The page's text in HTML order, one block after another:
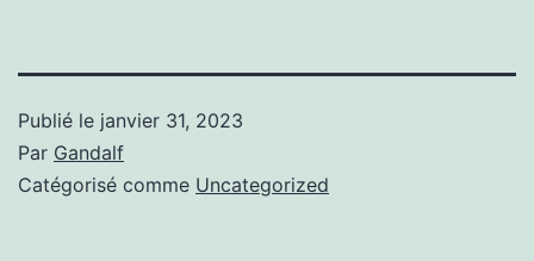
Publié le janvier 31, 2023
Par Gandalf
Catégorisé comme Uncategorized